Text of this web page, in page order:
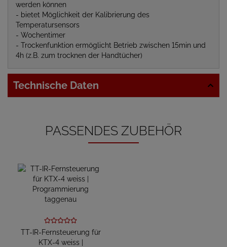
werden können
- bietet Möglichkeit der Kalibrierung des
Temperatursensors
- Wochentimer
- Trockenfunktion ermöglicht Betrieb zwischen 15min und
4h (z.B. zum trocknen der Handtücher)
Technische Daten
PASSENDES ZUBEHÖR
TT-IR-Fernsteuerung für
KTX-4 weiss |